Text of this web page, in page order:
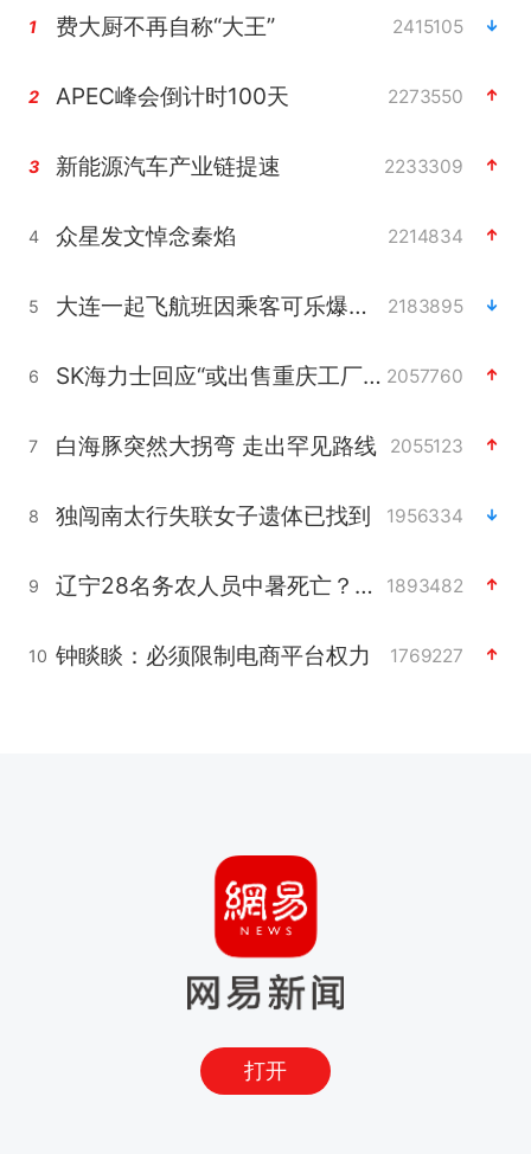
1 费大厨不再自称“大王” 2415105
2 APEC峰会倒计时100天 2273550
3 新能源汽车产业链提速 2233309
4 众星发文悼念秦焰 2214834
5 大连一起飞航班因乘客可乐爆瓶折返 2183895
6 SK海力士回应“或出售重庆工厂”传闻 2057760
7 白海豚突然大拐弯 走出罕见路线 2055123
8 独闯南太行失联女子遗体已找到 1956334
9 辽宁28名务农人员中暑死亡？官方辟谣 1893482
10 钟睒睒：必须限制电商平台权力 1769227
打开